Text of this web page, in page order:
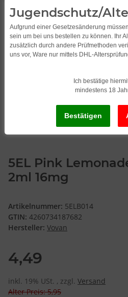
5EL Pink
2ml 16mg
Artikelnummer: 5ELB014
GTIN: 4260734187682
Hersteller: Vovan
4,49
inkl. 19% USt. , zzgl. Versand
Alter Preis: 5,95
Jugendschutz/
Aufgrund einer Gesetzesänderung
sein um bei uns bestellen zu können. Ihr
zusätzlich durch andere Prüfmethoden
uns vor, Ware nur mittels DHL-
Ich bestätige
mindestens 18